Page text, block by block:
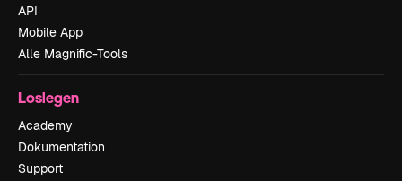
API
Mobile App
Alle Magnific-Tools
Loslegen
Academy
Dokumentation
Support